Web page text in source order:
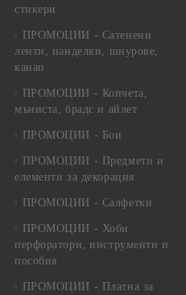
стикери
ПРОМОЦИИ - Сатенени
ленти, панделки, шнурове,
канап
ПРОМОЦИИ - Копчета,
мъниста, брадс и айлет
ПРОМОЦИИ - Бои
ПРОМОЦИИ - Предмети и
елементи за декорация
ПРОМОЦИИ - Салфетки
ПРОМОЦИИ - Хоби
перфоратори, инструменти и
пособия
ПРОМОЦИИ - Платна за